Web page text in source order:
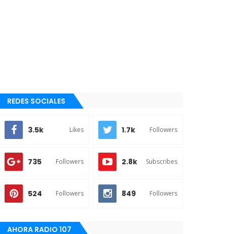
REDES SOCIALES
3.5k Likes 1.7k Followers
735 Followers 2.8k Subscribes
524 Followers 849 Followers
AHORA RADIO 107